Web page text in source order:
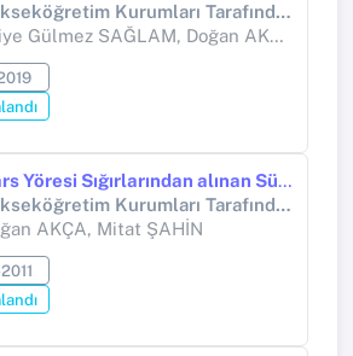
Yükseköğretim Kurumları Tarafından Destekli Bilimsel Araştırma Projesi (Yükseköğretim Kurumları tarafından destekli bilimsel araştırma projesi)
Aliye Gülmez SAĞLAM, Doğan AKÇA, Mitat ŞAHİN, Salih OTLU, Serpil DAĞ, Özgür ÇELEBİ, Fatih BÜYÜK, Elif ÇELİK, Mustafa Reha COŞKUN
Kars Yöresi Sığırlarından alınan Süt ve Vajinal Sıvap Örneklerinde Listeria Türlerinin Araştırılması
Yükseköğretim Kurumları Tarafından Destekli Bilimsel Araştırma Projesi (Yükseköğretim Kurumları tarafından destekli bilimsel araştırma projesi)
AKÇA, Mitat ŞAHİN